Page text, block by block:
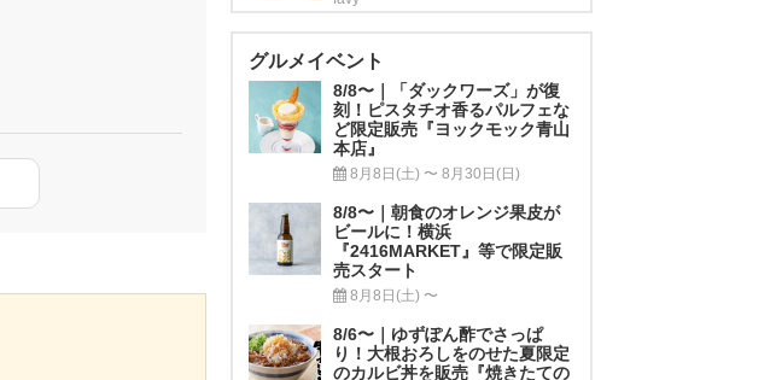
グルメイベント
8/8〜｜「ダックワーズ」が復
刻！ピスタチオ香るパルフェな
ど限定販売『ヨックモック青山
本店』
8月8日(土) 〜 8月30日(日)
8/8〜｜朝食のオレンジ果皮が
ビールに！横浜
『2416MARKET』等で限定販
売スタート
8月8日(土) 〜
8/6〜｜ゆずぽん酢でさっぱ
り！大根おろしをのせた夏限定
のカルビ丼を販売『焼きたての